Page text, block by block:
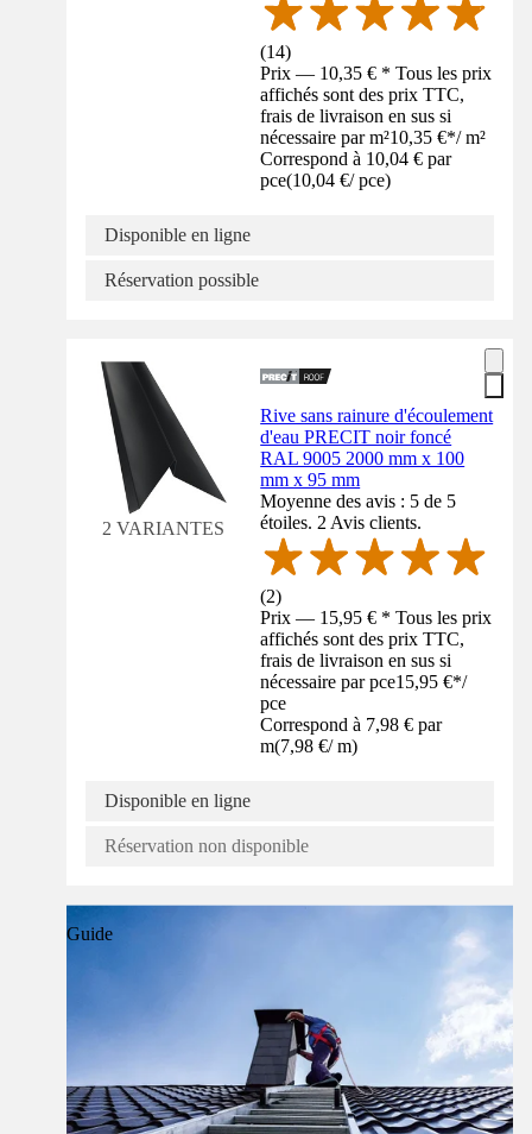
(14)
Prix — 10,35 € * Tous les prix
affichés sont des prix TTC,
frais de livraison en sus si
nécessaire par m²10,35 €*/ m²
Correspond à 10,04 € par
pce(10,04 €/ pce)
Disponible en ligne
Réservation possible
2 VARIANTES
Rive sans rainure d'écoulement
d'eau PRECIT noir foncé
RAL 9005 2000 mm x 100
mm x 95 mm
Moyenne des avis : 5 de 5
étoiles. 2 Avis clients.
(2)
Prix — 15,95 € * Tous les prix
affichés sont des prix TTC,
frais de livraison en sus si
nécessaire par pce15,95 €*/
pce
Correspond à 7,98 € par
m(7,98 €/ m)
Disponible en ligne
Réservation non disponible
Guide